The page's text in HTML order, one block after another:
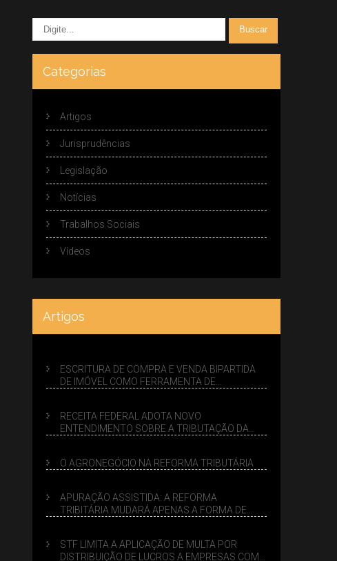
Categorias
Artigos
Jurisprudências
Legislação
Notícias
Trabalhos Sociais
Vídeos
Artigos
ESCRITURA DE COMPRA E VENDA BIPARTIDA
DE IMÓVEL COMO FERRAMENTA DE
RECEITA FEDERAL ADOTA NOVO
ENTENDIMENTO SOBRE A TRIBUTAÇÃO DA
O AGRONEGÓCIO NA REFORMA TRIBUTÁRIA
APURAÇÃO ASSISTIDA: A REFORMA
TRIBITÁRIA MUDARÁ APENAS A FORMA DE
STF LIMITA A APLICAÇÃO DE MULTA POR
DISTRIBUIÇÃO DE LUCROS A EMPRESAS COM